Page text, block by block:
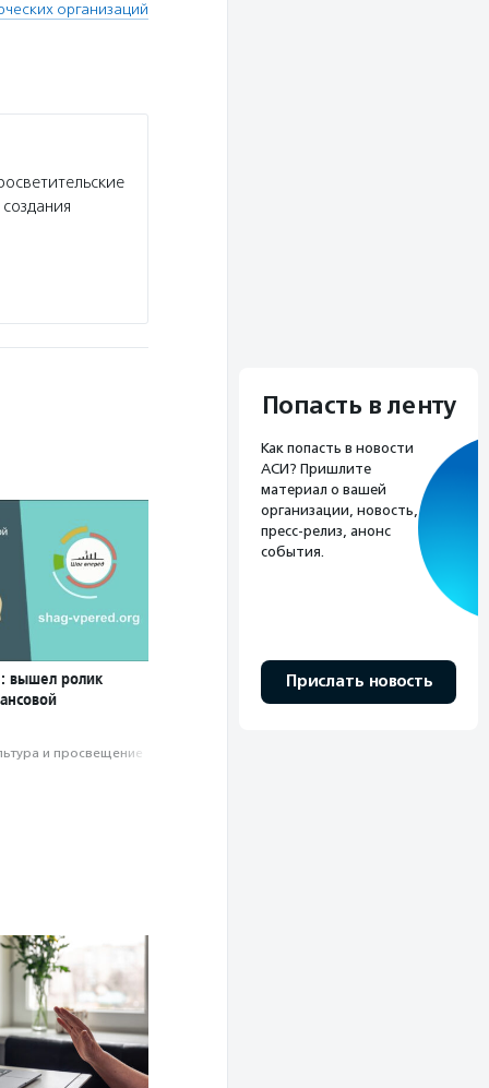
организаций
вышел ролик
и просвещение
Попасть в ленту
Как попасть в новости
АСИ? Пришлите
материал о вашей
организации, новость,
пресс-релиз, анонс
события.
Прислать новость